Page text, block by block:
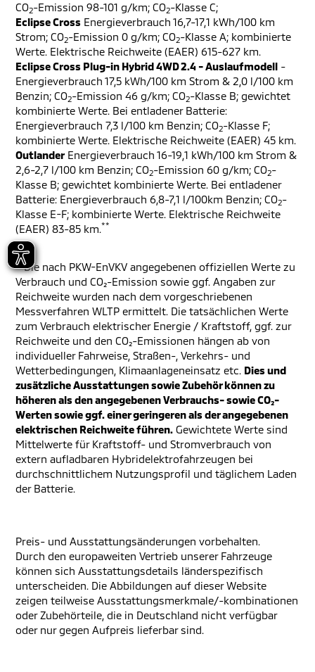
CO2-Emission 98-101 g/km; CO2-Klasse C;
Eclipse Cross Energieverbrauch 16,7-17,1 kWh/100 km
Strom; CO2-Emission 0 g/km; CO2-Klasse A; kombinierte
Werte. Elektrische Reichweite (EAER) 615-627 km.
Eclipse Cross Plug-in Hybrid 4WD 2.4 - Auslaufmodell -
Energieverbrauch 17,5 kWh/100 km Strom & 2,0 l/100 km
Benzin; CO2-Emission 46 g/km; CO2-Klasse B; gewichtet
kombinierte Werte. Bei entladener Batterie:
Energieverbrauch 7,3 l/100 km Benzin; CO2-Klasse F;
kombinierte Werte. Elektrische Reichweite (EAER) 45 km.
Outlander Energieverbrauch 16-19,1 kWh/100 km Strom &
2,6-2,7 l/100 km Benzin; CO2-Emission 60 g/km; CO2-
Klasse B; gewichtet kombinierte Werte. Bei entladener
Batterie: Energieverbrauch 6,8-7,1 l/100km Benzin; CO2-
Klasse E-F; kombinierte Werte. Elektrische Reichweite
(EAER) 83-85 km.**
**Die nach PKW-EnVKV angegebenen offiziellen Werte zu
Verbrauch und CO₂-Emission sowie ggf. Angaben zur
Reichweite wurden nach dem vorgeschriebenen
Messverfahren WLTP ermittelt. Die tatsächlichen Werte
zum Verbrauch elektrischer Energie / Kraftstoff, ggf. zur
Reichweite und den CO₂-Emissionen hängen ab von
individueller Fahrweise, Straßen-, Verkehrs- und
Wetterbedingungen, Klimaanlageneinsatz etc. Dies und
zusätzliche Ausstattungen sowie Zubehör können zu
höheren als den angegebenen Verbrauchs- sowie CO₂-
Werten sowie ggf. einer geringeren als der angegebenen
elektrischen Reichweite führen. Gewichtete Werte sind
Mittelwerte für Kraftstoff- und Stromverbrauch von
extern aufladbaren Hybridelektrofahrzeugen bei
durchschnittlichem Nutzungsprofil und täglichem Laden
der Batterie.
Preis- und Ausstattungsänderungen vorbehalten.
Durch den europaweiten Vertrieb unserer Fahrzeuge
können sich Ausstattungsdetails länderspezifisch
unterscheiden. Die Abbildungen auf dieser Website
zeigen teilweise Ausstattungsmerkmale/-kombinationen
oder Zubehörteile, die in Deutschland nicht verfügbar
oder nur gegen Aufpreis lieferbar sind.